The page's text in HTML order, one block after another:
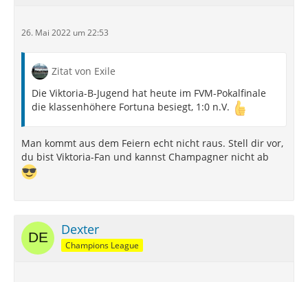
26. Mai 2022 um 22:53
Zitat von Exile
Die Viktoria-B-Jugend hat heute im FVM-Pokalfinale
die klassenhöhere Fortuna besiegt, 1:0 n.V.
Man kommt aus dem Feiern echt nicht raus. Stell dir vor,
du bist Viktoria-Fan und kannst Champagner nicht ab
Dexter
Champions League